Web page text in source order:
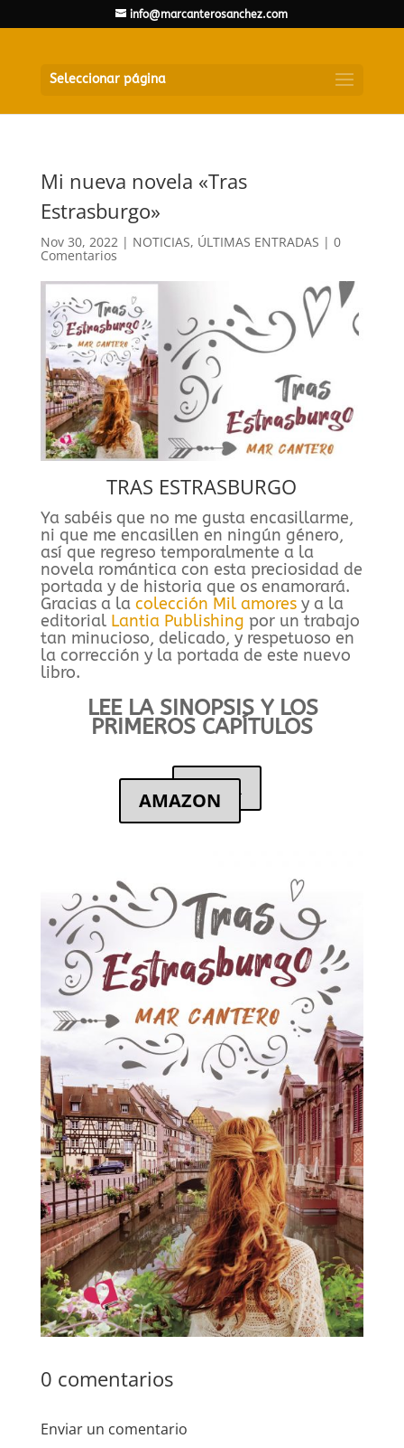
info@marcanterosanchez.com
Seleccionar página
Mi nueva novela «Tras
Estrasburgo»
Nov 30, 2022| NOTICIAS, ÚLTIMAS ENTRADAS | 0
Comentarios
TRAS ESTRASBURGO
Ya sabéis que no me gusta encasillarme,
ni que me encasillen en ningún género,
así que regreso temporalmente a la
novela romántica con esta preciosidad de
portada y de historia que os enamorará.
Gracias a la colección Mil amoresy a la
editorial Lantia Publishing por un trabajo
tan minucioso, delicado, y respetuoso en
la corrección y la portada de este nuevo
libro.
LEE LA SINOPSIS Y LOS
PRIMEROS CAPÍTULOS
LEER
AMAZON
0 comentarios
Enviar un comentario